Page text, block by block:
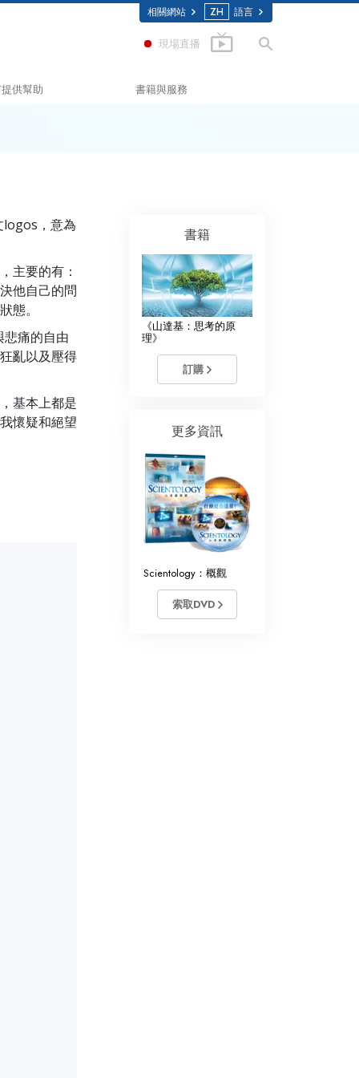
相關網站 ZH 語言
現場直播
供幫助
盟
員會
牧師
書籍與服務
入門影片
logos，意為
主要的有：
他自己的問
態。
痛的自由
亂以及壓得
基本上都是
懷疑和絕望
書籍
《山達基：思考的原
理》
訂購
更多資訊
Scientology：概觀
索取DVD